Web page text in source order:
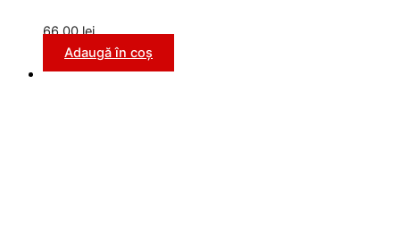
66,00lei
Adaugă în coș